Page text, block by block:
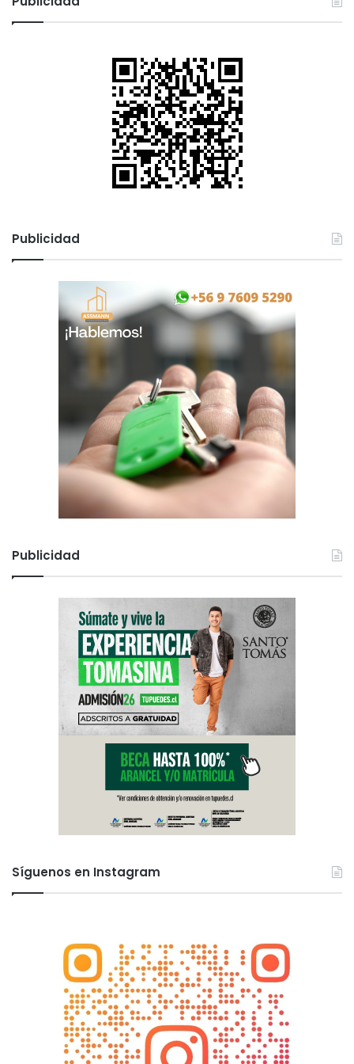
Publicidad
Publicidad
Síguenos en Instagram